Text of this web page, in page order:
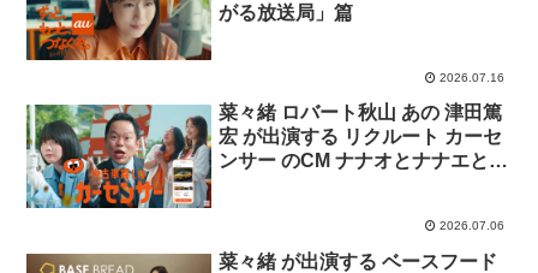
がる放送局」篇
2026.07.16
菜々緒 ロバート秋山 あの 津田篤
宏 が出演する リクルート カーセ
ンサー のCM ナナオとナナエとあ
2026.07.06
菜々緒 が出演する ベースフード